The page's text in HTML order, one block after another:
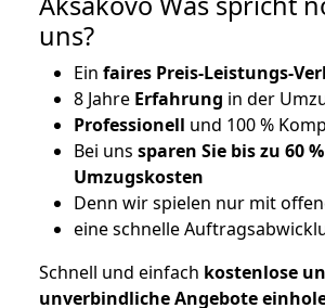
uns?
Ein faires Preis-Leistungs-
8 Jahre Erfahrung in der
Professionell und 100 %
Bei uns sparen Sie bis zu 60 %
Umzugskosten
Denn wir spielen nur mit
eine schnelle
Schnell und einfach kostenlose
unverbindliche Angebote